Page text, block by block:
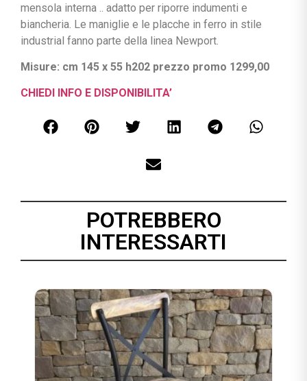
mensola interna .. adatto per riporre indumenti e
biancheria. Le maniglie e le placche in ferro in stile
industrial fanno parte della linea Newport.
Misure: cm 145 x 55 h202 prezzo promo 1299,00
CHIEDI INFO E DISPONIBILITA’
POTREBBERO
INTERESSARTI